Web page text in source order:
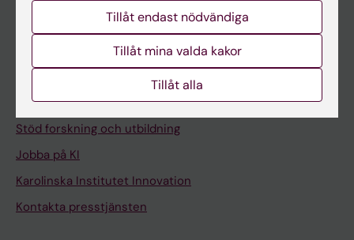
Medarbetarportalen
Universitetsbiblioteket
Stöd forskning och utbildning
Jobba på KI
Karolinska Institutet Innovation
Kontakta presstjänsten
Tillåt endast nödvändiga
Tillåt mina valda kakor
Tillåt alla